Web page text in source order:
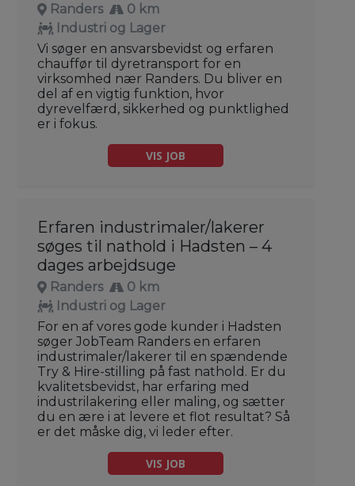
Randers
0 km
Industri og Lager
Vi søger en ansvarsbevidst og erfaren
chauffør til dyretransport for en
virksomhed nær Randers. Du bliver en
del af en vigtig funktion, hvor
dyrevelfærd, sikkerhed og punktlighed
er i fokus.
VIS JOB
Erfaren industrimaler/lakerer
søges til nathold i Hadsten – 4
dages arbejdsuge
Randers
0 km
Industri og Lager
For en af vores gode kunder i Hadsten
søger JobTeam Randers en erfaren
industrimaler/lakerer til en spændende
Try & Hire-stilling på fast nathold. Er du
kvalitetsbevidst, har erfaring med
industrilakering eller maling, og sætter
du en ære i at levere et flot resultat? Så
er det måske dig, vi leder efter.
VIS JOB